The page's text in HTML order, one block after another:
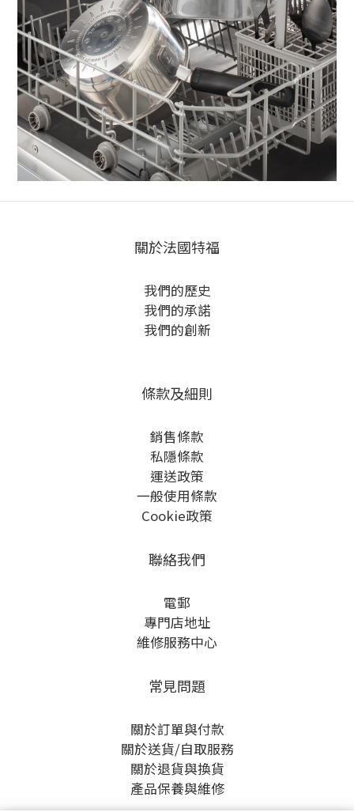
關於法國特福
我們的歷史
我們的承諾
我們的創新
條款及細則
銷售條款
私隱條款
運送政策
一般使用條款
Cookie政策
聯絡我們
電郵
專門店地址
維修服務中心
常見問題
關於訂單與付款
關於送貨/自取服務
關於退貨與換貨
產品保養與維修